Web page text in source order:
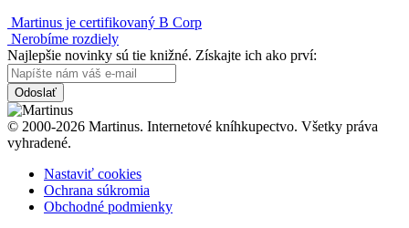
Martinus je certifikovaný B Corp
Nerobíme rozdiely
Najlepšie novinky sú tie knižné. Získajte ich ako prví:
Odoslať
© 2000-2026 Martinus. Internetové kníhkupectvo. Všetky práva
vyhradené.
Nastaviť cookies
Ochrana súkromia
Obchodné podmienky